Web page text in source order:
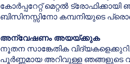
കോർപ്പറേറ്റ് മെറ്റൽ
ബിസിനസ്സിനോ കമ്പനിയുടെ
അന്വേഷണം അയയ്ക്കുക
നൂതന സാങ്കേതിക
പൂർണ്ണമായ അറിവുള്ള ഞങ്ങളുടെ